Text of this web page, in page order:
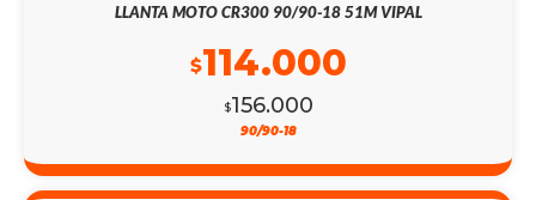
LLANTA MOTO CR300 90/90-18 51M VIPAL
$156.000
$114.000
90/90-18